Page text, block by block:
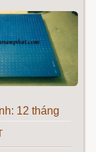
12 tháng